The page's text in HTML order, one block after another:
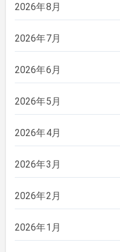
2026年8月
2026年7月
2026年6月
2026年5月
2026年4月
2026年3月
2026年2月
2026年1月